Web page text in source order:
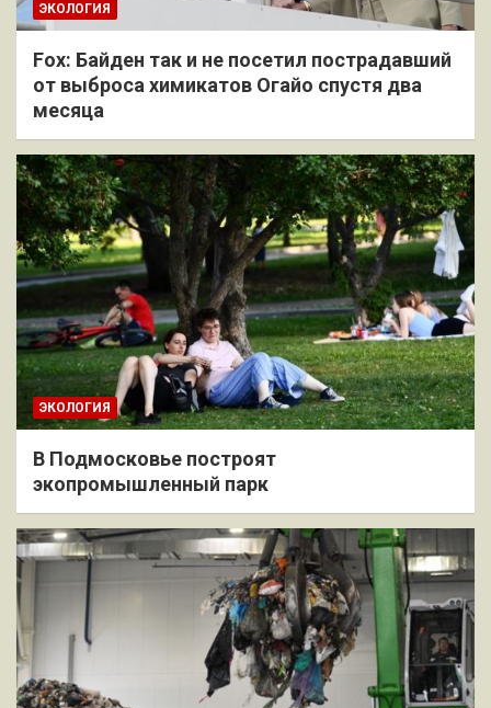
ЭКОЛОГИЯ
Fox: Байден так и не посетил пострадавший
от выброса химикатов Огайо спустя два
месяца
ЭКОЛОГИЯ
В Подмосковье построят
экопромышленный парк